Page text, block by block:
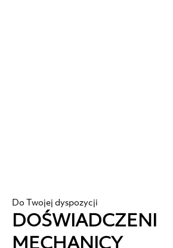
Do Twojej dyspozycji
DOŚWIADCZENI
MECHANICY